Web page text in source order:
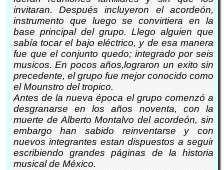
invitaran. Después incluyeron el acordeón,
instrumento que luego se convirtiera en la
base principal del grupo. Llego alguien que
sabía tocar el bajo eléctrico, y de esa manera
fue que el conjunto quedo; integrado por seis
musicos. En pocos años,lograron un exito sin
precedente, el grupo fue mejor conocido como
el Mounstro del tropico.
Antes de la nueva época el grupo comenzó a
desgranarse en los años noventa, con la
muerte de Alberto Montalvo del acordeón, sin
embargo han sabido reinventarse y con
nuevos integrantes estan dispuestos a seguir
escribiendo grandes páginas de la historia
musical de México.